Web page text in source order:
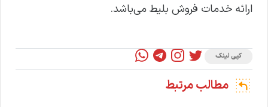
ارائه خدمات فروش بلیط می‌باشد.
کپی لینک
مطالب مرتبط